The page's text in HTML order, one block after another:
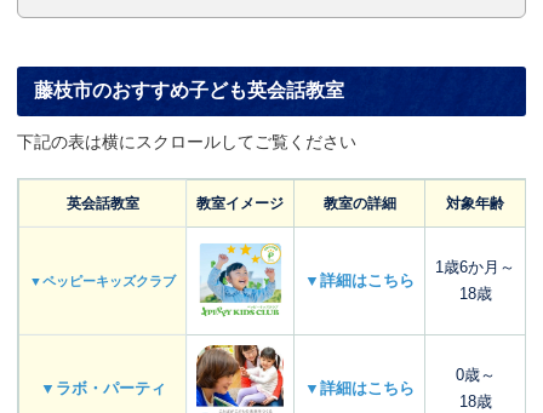
藤枝市のおすすめ子ども英会話教室
下記の表は横にスクロールしてご覧ください
英会話教室 教室イメージ 教室の詳細 対象年齢
▼ペッピーキッズクラブ ▼詳細はこちら
1歳6か月～
18歳
▼ラボ・パーティ ▼詳細はこちら
0歳～
18歳